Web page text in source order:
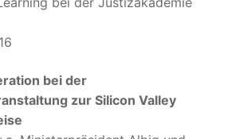
bei der
zur Silicon Valley